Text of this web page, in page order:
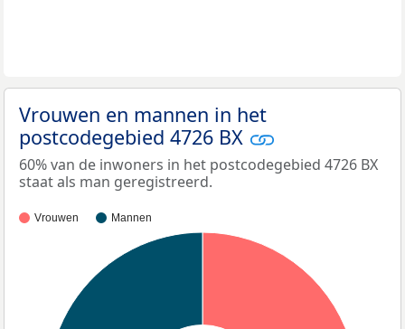
Vrouwen en mannen in het
postcodegebied 4726 BX
60% van de inwoners in het postcodegebied 4726 BX
staat als man geregistreerd.
Vrouwen Mannen